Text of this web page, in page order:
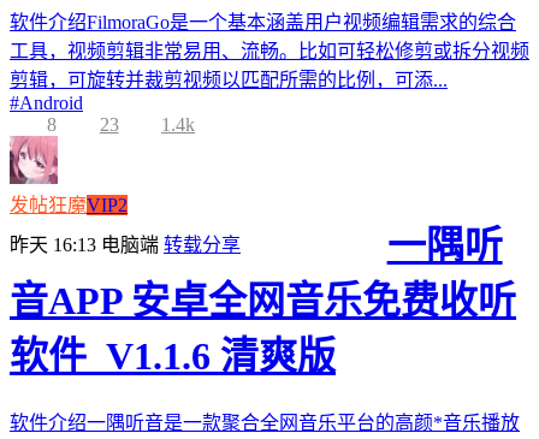
软件介绍FilmoraGo是一个基本涵盖用户视频编辑需求的综合
工具，视频剪辑非常易用、流畅。比如可轻松修剪或拆分视频
剪辑，可旋转并裁剪视频以匹配所需的比例，可添...
#Android
8
23 1.4k
发帖狂魔VIP2
昨天 16:13 电脑端 转载分享
一隅听
音APP 安卓全网音乐免费收听
软件_V1.1.6 清爽版
软件介绍一隅听音是一款聚合全网音乐平台的高颜*音乐播放